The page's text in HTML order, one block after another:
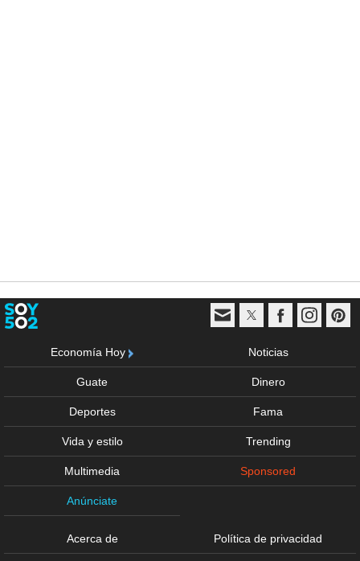
Economía Hoy Noticias
Guate Dinero
Deportes Fama
Vida y estilo Trending
Multimedia Sponsored
Anúnciate
Acerca de Política de privacidad